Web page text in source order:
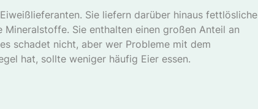
Sie liefern darüber hinaus fettlösliche
Mineralstoffe. Sie enthalten einen großen Anteil an
schadet nicht, aber wer Probleme mit dem
hat, sollte weniger häufig Eier essen.